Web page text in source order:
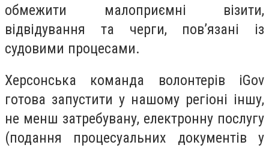
обмежити малоприємні візити,
відвідування та черги, пов’язані із
судовими процесами.
Херсонська команда волонтерів iGov
готова запустити у нашому регіоні іншу,
не менш затребувану, електронну послугу
(подання процесуальних документів у